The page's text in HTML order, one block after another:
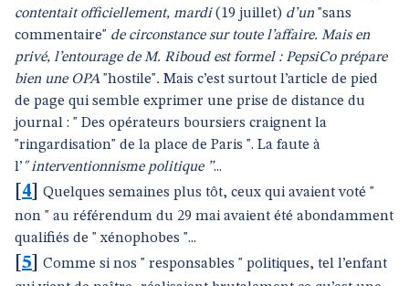
contentait officiellement, mardi(19 juillet) d’un "sans
commentaire" de circonstance sur toute l’affaire. Mais en
privé, l’entourage de M. Riboud est formel : PepsiCo prépare
bien une OPA"hostile". Mais c’est surtout l’article de pied
de page qui semble exprimer une prise de distance du
journal : " Des opérateurs boursiers craignent la
"ringardisation" de la place de Paris ". La faute à
l’ " interventionnisme politique ”...
4
Quelques semaines plus tôt, ceux qui avaient voté "
non " au référendum du 29 mai avaient été abondamment
qualifiés de " xénophobes "...
5
Comme si nos " responsables " politiques, tel l’enfant